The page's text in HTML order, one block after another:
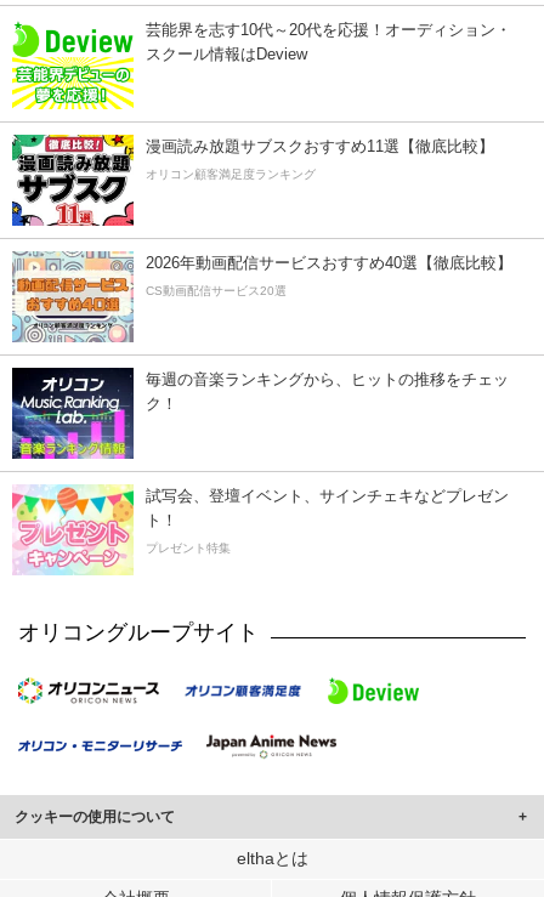
芸能界を志す10代～20代を応援！オーディション・
スクール情報はDeview
漫画読み放題サブスクおすすめ11選【徹底比較】
オリコン顧客満足度ランキング
2026年動画配信サービスおすすめ40選【徹底比較】
CS動画配信サービス20選
毎週の音楽ランキングから、ヒットの推移をチェッ
ク！
試写会、登壇イベント、サインチェキなどプレゼン
ト！
プレゼント特集
オリコングループサイト
クッキーの使用について
このサイトでは Cookie を使用して、ユーザーに合わせたコンテンツや広告の
elthaとは